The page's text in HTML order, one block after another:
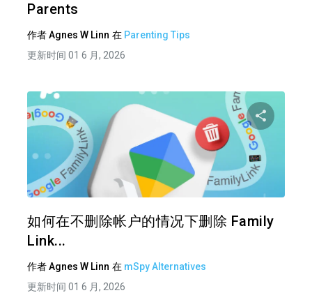
Parents
作者Agnes W Linn 在 Parenting Tips
更新时间 01 6 月, 2026
如何在不删除帐户的情况下删除 Family
Link...
作者Agnes W Linn 在 mSpy Alternatives
更新时间 01 6 月, 2026